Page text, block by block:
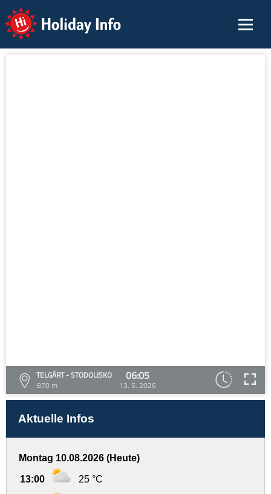
Holiday Info
TELGÁRT - STODOLISKO
870 m
06:05
13. 5. 2026
Aktuelle Infos
Montag 10.08.2026 (Heute)
13:00 25 °C